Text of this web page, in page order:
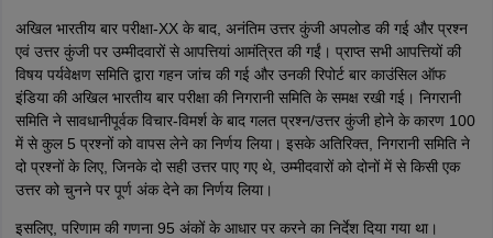
अखिल भारतीय बार परीक्षा-XX के बाद, अनंतिम उत्तर कुंजी अपलोड की गई और प्रश्न
एवं उत्तर कुंजी पर उम्मीदवारों से आपत्तियां आमंत्रित की गईं। प्राप्त सभी आपत्तियों की
विषय पर्यवेक्षण समिति द्वारा गहन जांच की गई और उनकी रिपोर्ट बार काउंसिल ऑफ
इंडिया की अखिल भारतीय बार परीक्षा की निगरानी समिति के समक्ष रखी गई। निगरानी
समिति ने सावधानीपूर्वक विचार-विमर्श के बाद गलत प्रश्न/उत्तर कुंजी होने के कारण 100
में से कुल 5 प्रश्नों को वापस लेने का निर्णय लिया। इसके अतिरिक्त, निगरानी समिति ने
दो प्रश्नों के लिए, जिनके दो सही उत्तर पाए गए थे, उम्मीदवारों को दोनों में से किसी एक
उत्तर को चुनने पर पूर्ण अंक देने का निर्णय लिया।
इसलिए, परिणाम की गणना 95 अंकों के आधार पर करने का निर्देश दिया गया था।